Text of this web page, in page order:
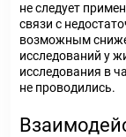
не следует
связи с
возможным
исследований у
исследования в
не проводились.